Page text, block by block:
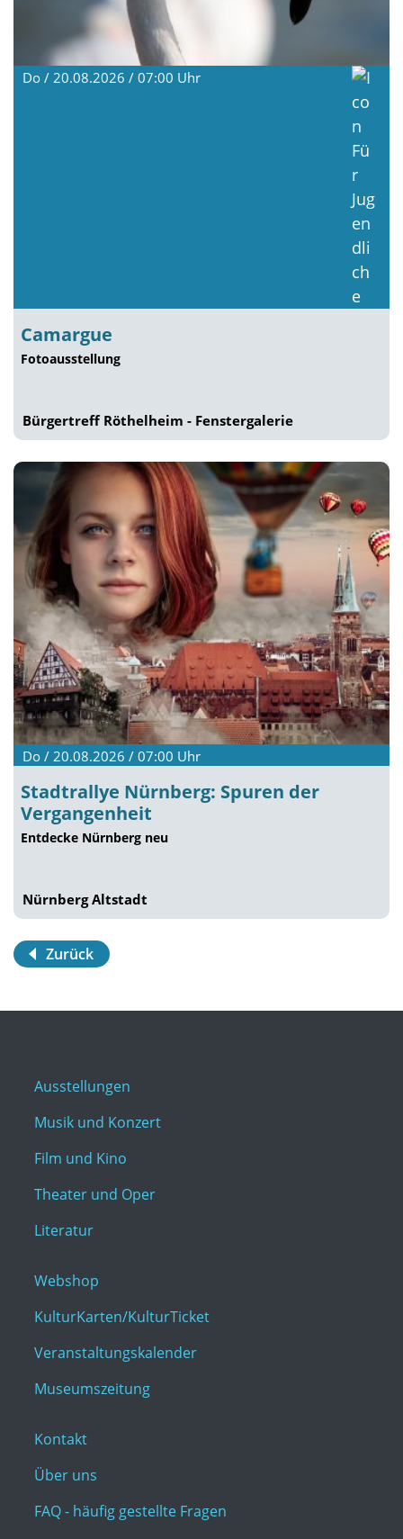
Do / 20.08.2026 / 07:00 Uhr
Camargue
Fotoausstellung
Bürgertreff Röthelheim - Fenstergalerie
Do / 20.08.2026 / 07:00 Uhr
Stadtrallye Nürnberg: Spuren der
Vergangenheit
Entdecke Nürnberg neu
Nürnberg Altstadt
Zurück
Ausstellungen
Musik und Konzert
Film und Kino
Theater und Oper
Literatur
Webshop
KulturKarten/KulturTicket
Veranstaltungskalender
Museumszeitung
Kontakt
Über uns
FAQ - häufig gestellte Fragen